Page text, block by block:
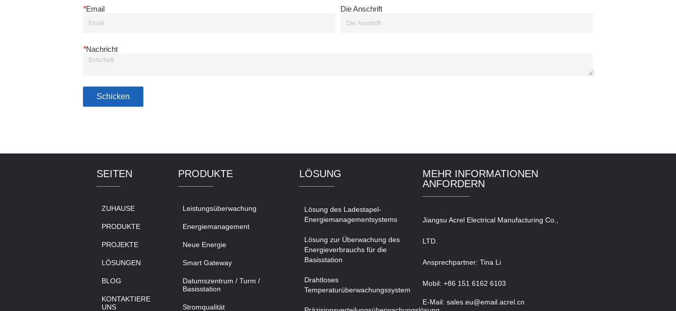
*Email Die Anschrift
*Nachricht
Schicken
SEITEN
ZUHAUSE
PRODUKTE
PROJEKTE
LÖSUNGEN
BLOG
KONTAKTIERE
UNS
PRODUKTE
Leistungsüberwachung
Energiemanagement
Neue Energie
Smart Gateway
Datumszentrum / Turm /
Basisstation
Stromqualität
LÖSUNG
Lösung des Ladestapel-
Energiemanagementsystems
Lösung zur Überwachung des
Energieverbrauchs für die
Basisstation
Drahtloses
Temperaturüberwachungssystem
MEHR INFORMATIONEN
ANFORDERN
Jiangsu Acrel Electrical Manufacturing Co.,
LTD.
Ansprechpartner: Tina Li
Mobil: +86 151 6162 6103
E-Mail: sales.eu@email.acrel.cn